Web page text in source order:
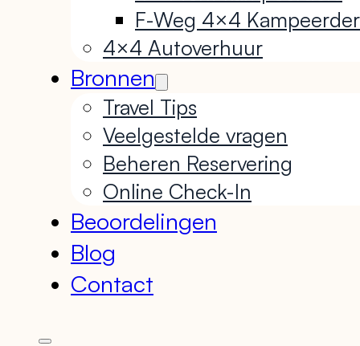
F-Weg 4×4
4×4 Autoverhuur
Bronnen
Travel Tips
Veelgestelde vragen
Beheren Reservering
Online Check-In
Beoordelingen
Blog
Contact